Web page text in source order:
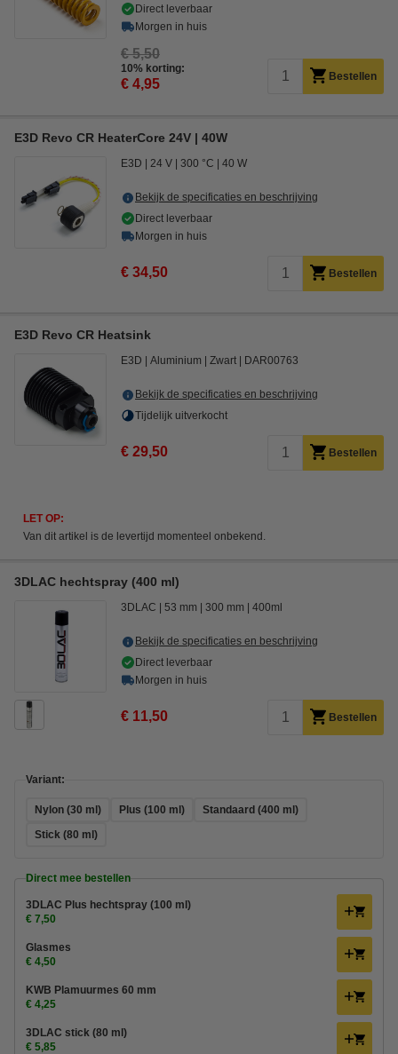
Direct leverbaar
Morgen in huis
€ 5,50
10% korting:
€ 4,95 Bestellen
E3D Revo CR HeaterCore 24V | 40W
E3D 24 V 300 °C 40 W
Bekijk de specificaties en beschrijving
Direct leverbaar
Morgen in huis
€ 34,50 Bestellen
E3D Revo CR Heatsink
E3D Aluminium Zwart DAR00763
Bekijk de specificaties en beschrijving
Tijdelijk uitverkocht
€ 29,50 Bestellen
LET OP:
Van dit artikel is de levertijd momenteel onbekend.
3DLAC hechtspray (400 ml)
3DLAC 53 mm 300 mm 400ml
Bekijk de specificaties en beschrijving
Direct leverbaar
Morgen in huis
€ 11,50 Bestellen
Variant:
Nylon (30 ml) Plus (100 ml)
Standaard (400 ml)
Stick (80 ml)
Direct mee bestellen
3DLAC Plus hechtspray (100 ml)
€ 7,50
Glasmes
€ 4,50
KWB Plamuurmes 60 mm
€ 4,25
3DLAC stick (80 ml)
€ 5,85